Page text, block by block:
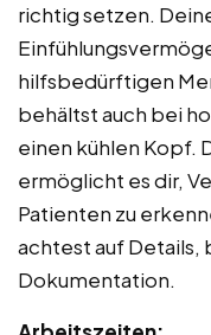
richtig setzen.
hilfsbedürftigen
behältst auch bei
einen kühlen Kopf.
ermöglicht es dir,
Patienten zu
achtest auf Details,
Dokumentation.